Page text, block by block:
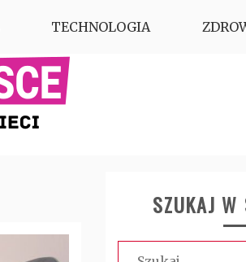
TECHNOLOGIA
SZUKAJ W
Szukaj: